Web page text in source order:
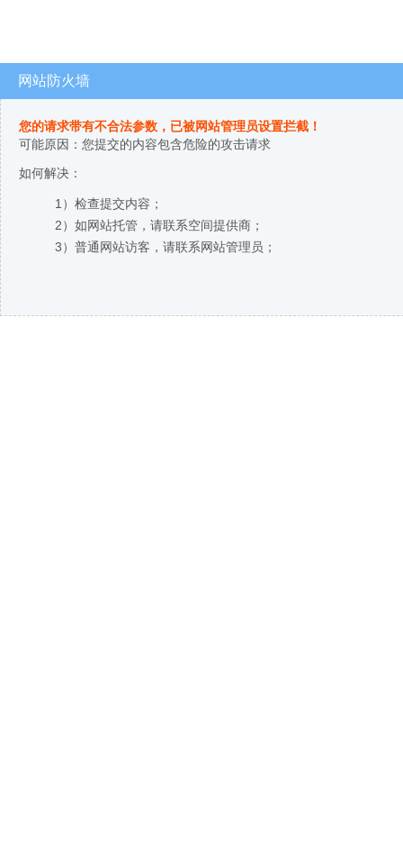
网站防火墙
您的请求带有不合法参数，已被网站管理员设置拦截！
可能原因：您提交的内容包含危险的攻击请求
如何解决：
1）检查提交内容；
2）如网站托管，请联系空间提供商；
3）普通网站访客，请联系网站管理员；